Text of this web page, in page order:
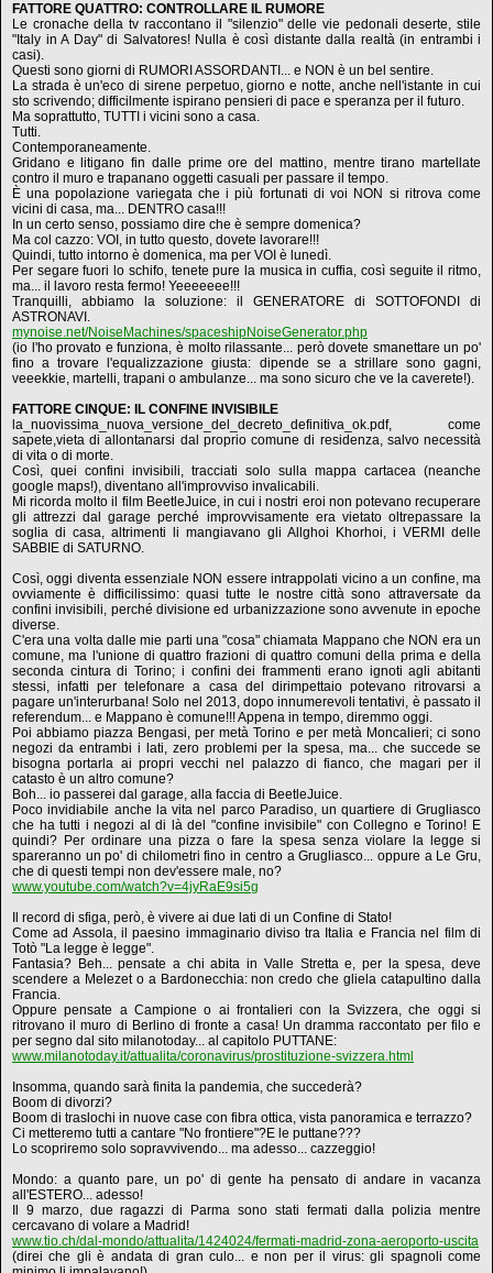
FATTORE QUATTRO: CONTROLLARE IL RUMORE
Le cronache della tv raccontano il "silenzio" delle vie pedonali deserte, stile
"Italy in A Day" di Salvatores! Nulla è così distante dalla realtà (in entrambi i
casi).
Questi sono giorni di RUMORI ASSORDANTI... e NON è un bel sentire.
La strada è un'eco di sirene perpetuo, giorno e notte, anche nell'istante in cui
sto scrivendo; difficilmente ispirano pensieri di pace e speranza per il futuro.
Ma soprattutto, TUTTI i vicini sono a casa.
Tutti.
Contemporaneamente.
Gridano e litigano fin dalle prime ore del mattino, mentre tirano martellate
contro il muro e trapanano oggetti casuali per passare il tempo.
È una popolazione variegata che i più fortunati di voi NON si ritrova come
vicini di casa, ma... DENTRO casa!!!
In un certo senso, possiamo dire che è sempre domenica?
Ma col cazzo: VOI, in tutto questo, dovete lavorare!!!
Quindi, tutto intorno è domenica, ma per VOI è lunedì.
Per segare fuori lo schifo, tenete pure la musica in cuffia, così seguite il ritmo,
ma... il lavoro resta fermo! Yeeeeeee!!!
Tranquilli, abbiamo la soluzione: il GENERATORE di SOTTOFONDI di
ASTRONAVI.
mynoise.net/NoiseMachines/spaceshipNoiseGenerator.php
(io l'ho provato e funziona, è molto rilassante... però dovete smanettare un po'
fino a trovare l'equalizzazione giusta: dipende se a strillare sono gagni,
veeekkie, martelli, trapani o ambulanze... ma sono sicuro che ve la caverete!).
FATTORE CINQUE: IL CONFINE INVISIBILE
la_nuovissima_nuova_versione_del_decreto_definitiva_ok.pdf, come
sapete,vieta di allontanarsi dal proprio comune di residenza, salvo necessità
di vita o di morte.
Così, quei confini invisibili, tracciati solo sulla mappa cartacea (neanche
google maps!), diventano all'improvviso invalicabili.
Mi ricorda molto il film BeetleJuice, in cui i nostri eroi non potevano recuperare
gli attrezzi dal garage perché improvvisamente era vietato oltrepassare la
soglia di casa, altrimenti li mangiavano gli Allghoi Khorhoi, i VERMI delle
SABBIE di SATURNO.
Così, oggi diventa essenziale NON essere intrappolati vicino a un confine, ma
ovviamente è difficilissimo: quasi tutte le nostre città sono attraversate da
confini invisibili, perché divisione ed urbanizzazione sono avvenute in epoche
diverse.
C'era una volta dalle mie parti una "cosa" chiamata Mappano che NON era un
comune, ma l'unione di quattro frazioni di quattro comuni della prima e della
seconda cintura di Torino; i confini dei frammenti erano ignoti agli abitanti
stessi, infatti per telefonare a casa del dirimpettaio potevano ritrovarsi a
pagare un'interurbana! Solo nel 2013, dopo innumerevoli tentativi, è passato il
referendum... e Mappano è comune!!! Appena in tempo, diremmo oggi.
Poi abbiamo piazza Bengasi, per metà Torino e per metà Moncalieri; ci sono
negozi da entrambi i lati, zero problemi per la spesa, ma... che succede se
bisogna portarla ai propri vecchi nel palazzo di fianco, che magari per il
catasto è un altro comune?
Boh... io passerei dal garage, alla faccia di BeetleJuice.
Poco invidiabile anche la vita nel parco Paradiso, un quartiere di Grugliasco
che ha tutti i negozi al di là del "confine invisibile" con Collegno e Torino! E
quindi? Per ordinare una pizza o fare la spesa senza violare la legge si
spareranno un po' di chilometri fino in centro a Grugliasco... oppure a Le Gru,
che di questi tempi non dev'essere male, no?
www.youtube.com/watch?v=4jyRaE9si5g
Il record di sfiga, però, è vivere ai due lati di un Confine di Stato!
Come ad Assola, il paesino immaginario diviso tra Italia e Francia nel film di
Totò "La legge è legge".
Fantasia? Beh... pensate a chi abita in Valle Stretta e, per la spesa, deve
scendere a Melezet o a Bardonecchia: non credo che gliela catapultino dalla
Francia.
Oppure pensate a Campione o ai frontalieri con la Svizzera, che oggi si
ritrovano il muro di Berlino di fronte a casa! Un dramma raccontato per filo e
per segno dal sito milanotoday... al capitolo PUTTANE:
www.milanotoday.it/attualita/coronavirus/prostituzione-svizzera.html
Insomma, quando sarà finita la pandemia, che succederà?
Boom di divorzi?
Boom di traslochi in nuove case con fibra ottica, vista panoramica e terrazzo?
Ci metteremo tutti a cantare "No frontiere"?E le puttane???
Lo scopriremo solo sopravvivendo... ma adesso... cazzeggio!
Mondo: a quanto pare, un po' di gente ha pensato di andare in vacanza
all'ESTERO... adesso!
Il 9 marzo, due ragazzi di Parma sono stati fermati dalla polizia mentre
cercavano di volare a Madrid!
www.tio.ch/dal-mondo/attualita/1424024/fermati-madrid-zona-aeroporto-uscita
(direi che gli è andata di gran culo... e non per il virus: gli spagnoli come